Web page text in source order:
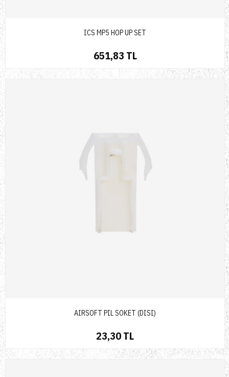
ICS MP5 HOP UP SET
651,83 TL
AIRSOFT PIL SOKET (DISI)
23,30 TL